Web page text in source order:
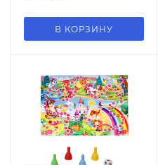
В КОРЗИНУ